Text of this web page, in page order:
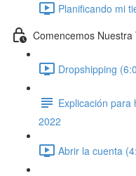
Planificando mi
Comencemos Nuestra
Dropshipping
Explicación para
2022
Abrir la cuenta